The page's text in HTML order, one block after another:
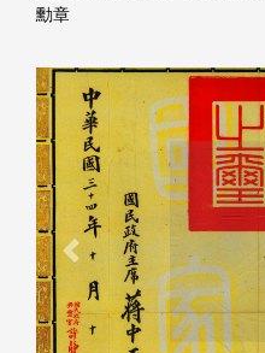
勳章
Previous